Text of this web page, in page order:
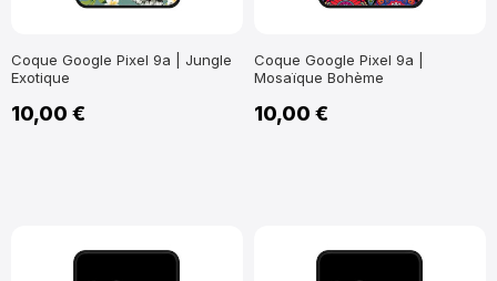
Coque Google Pixel 9a | Jungle
Exotique
10,00 €
Coque Google Pixel 9a |
Mosaïque Bohème
10,00 €